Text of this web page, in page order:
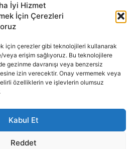
İyi Hizmet
İçin Çerezleri
için çerezler gibi teknolojileri kullanarak
erişim sağlıyoruz. Bu teknolojilere
gezinme davranışı veya benzersiz
izin verecektir. Onay vermemek veya
özelliklerin ve işlevlerin olumsuz
Kabul Et
Reddet
tüm haber metini, resim ve benzeri
Yayıncılık A.Ş.'ye aittir. Hiçbir şekilde
ortamda, kaynak gösterilse bile izin
info@sigortamedia.com